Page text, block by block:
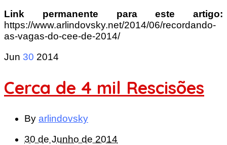
Link permanente para este artigo:
https://www.arlindovsky.net/2014/06/recordando-
as-vagas-do-cee-de-2014/
Jun 30 2014
Cerca de 4 mil Rescisões
By arlindovsky
30 de Junho de 2014